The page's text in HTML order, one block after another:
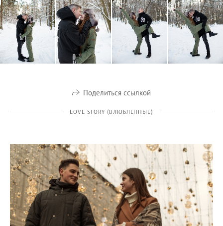
Поделиться ссылкой
LOVE STORY (ВЛЮБЛЁННЫЕ)